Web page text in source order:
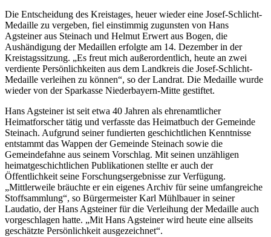
Die Entscheidung des Kreistages, heuer wieder eine Josef-Schlicht-
Medaille zu vergeben, fiel einstimmig zugunsten von Hans
Agsteiner aus Steinach und Helmut Erwert aus Bogen, die
Aushändigung der Medaillen erfolgte am 14. Dezember in der
Kreistagssitzung. „Es freut mich außerordentlich, heute an zwei
verdiente Persönlichkeiten aus dem Landkreis die Josef-Schlicht-
Medaille verleihen zu können“, so der Landrat. Die Medaille wurde
wieder von der Sparkasse Niederbayern-Mitte gestiftet.
Hans Agsteiner ist seit etwa 40 Jahren als ehrenamtlicher
Heimatforscher tätig und verfasste das Heimatbuch der Gemeinde
Steinach. Aufgrund seiner fundierten geschichtlichen Kenntnisse
entstammt das Wappen der Gemeinde Steinach sowie die
Gemeindefahne aus seinem Vorschlag. Mit seinen unzähligen
heimatgeschichtlichen Publikationen stellte er auch der
Öffentlichkeit seine Forschungsergebnisse zur Verfügung.
„Mittlerweile bräuchte er ein eigenes Archiv für seine umfangreiche
Stoffsammlung“, so Bürgermeister Karl Mühlbauer in seiner
Laudatio, der Hans Agsteiner für die Verleihung der Medaille auch
vorgeschlagen hatte. „Mit Hans Agsteiner wird heute eine allseits
geschätzte Persönlichkeit ausgezeichnet“.